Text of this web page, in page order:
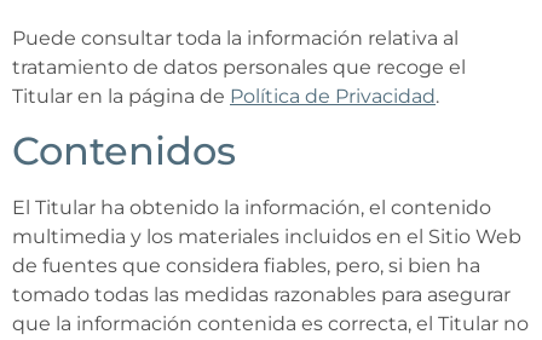
Puede consultar toda la información relativa al
tratamiento de datos personales que recoge el
Titular en la página de Política de Privacidad.
Contenidos
El Titular ha obtenido la información, el contenido
multimedia y los materiales incluidos en el Sitio Web
de fuentes que considera fiables, pero, si bien ha
tomado todas las medidas razonables para asegurar
que la información contenida es correcta, el Titular no